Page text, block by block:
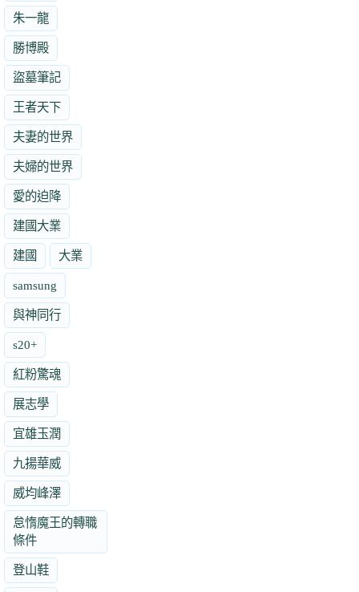
朱一龍
勝博殿
盜墓筆記
王者天下
夫妻的世界
夫婦的世界
愛的迫降
建國大業
建國 大業
samsung
與神同行
s20+
紅粉驚魂
展志學
宜雄玉潤
九揚華威
威均峰澤
怠惰魔王的轉職
條件
登山鞋